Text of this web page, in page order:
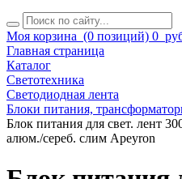
Моя корзина (0 позиций) 0
Главная страница
Каталог
Светотехника
Светодиодная лента
Блоки питания,
Блок питания для свет. лент
алюм./сереб. слим Apeyron